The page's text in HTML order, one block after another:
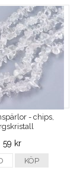
- chips,
59 kr
KÖP